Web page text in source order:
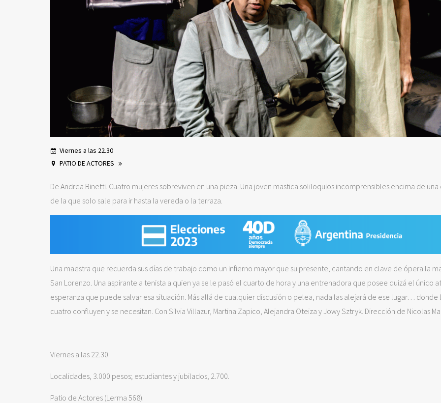
Viernes a las 22.30
PATIO DE ACTORES
De Andrea Binetti. Cuatro mujeres sobreviven en una pieza. Una joven mastica soliloquios incomprensibles encima de una
de la que solo sale para ir hasta la vereda o la terraza.
Una maestra que recuerda sus días de trabajo como un infierno mayor que su presente, cantando en clave de ópera la
San Lorenzo. Una aspirante a tenista a quien ya se le pasó el cuarto de hora y una entrenadora que posee quizá el único
esperanza que puede salvar esa situación. Más allá de cualquier discusión o pelea, nada las alejará de ese lugar… donde
cuatro confluyen y se necesitan. Con Silvia Villazur, Martina Zapico, Alejandra Oteiza y Jowy Sztryk. Dirección de Nicolas
Viernes a las 22.30.
Localidades, 3.000 pesos; estudiantes y jubilados, 2.700.
Patio de Actores (Lerma 568).